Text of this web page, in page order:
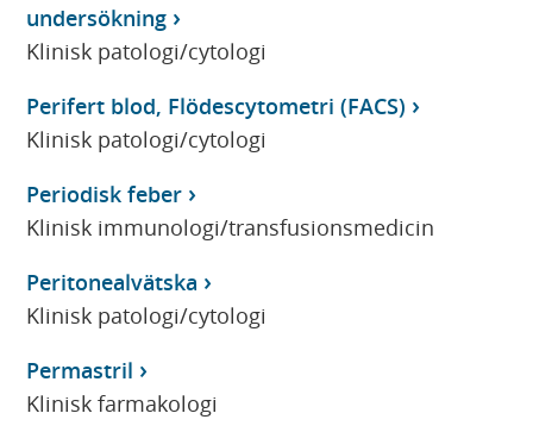
undersökning
Klinisk patologi/cytologi
Perifert blod, Flödescytometri (FACS)
Klinisk patologi/cytologi
Periodisk feber
Klinisk immunologi/transfusionsmedicin
Peritonealvätska
Klinisk patologi/cytologi
Permastril
Klinisk farmakologi